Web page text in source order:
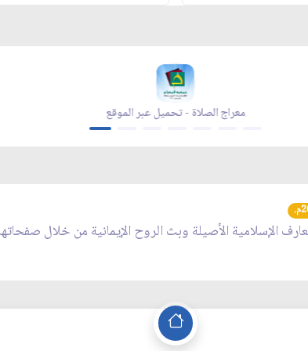
معراج الصلاة - تحميل عبر الموقع
الإسلامية الأصيلة وبث الروح الإيمانية من خلال